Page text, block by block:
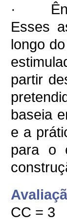
·
Esses
longo
partir
baseia
e a
para o
CC = 3